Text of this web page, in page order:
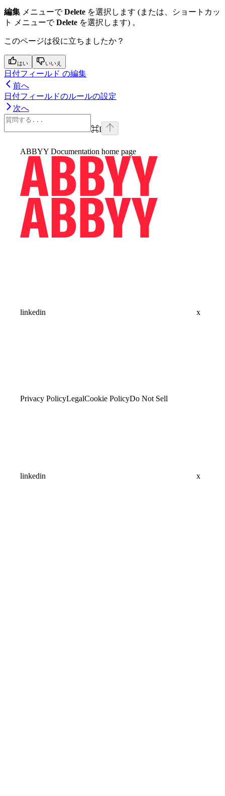
編集 メニューでDelete を選択します (または、ショートカッ
ト メニューでDelete を選択します) 。
このページは役に立ちましたか？
はい いいえ
日付フィールド の編集
前へ
日付フィールドのルールの設定
次へ
⌘I
ABBYY Documentation home page
linkedin x
Privacy PolicyLegalCookie PolicyDo Not Sell
linkedin x